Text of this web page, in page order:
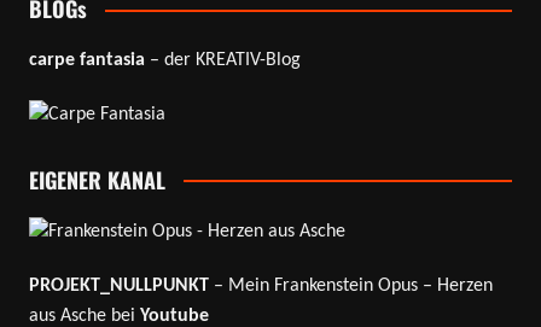
BLOGs
carpe fantasia – der KREATIV-Blog
EIGENER KANAL
PROJEKT_NULLPUNKT– Mein Frankenstein Opus – Herzen
aus Asche bei Youtube